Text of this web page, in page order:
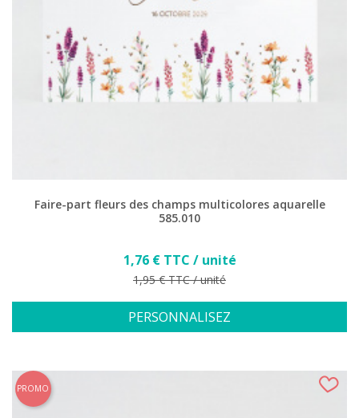
Faire-part fleurs des champs multicolores aquarelle
585.010
Prix
1,76 € TTC / unité
Prix de base
1,95 € TTC / unité
PERSONNALISEZ
PROMO